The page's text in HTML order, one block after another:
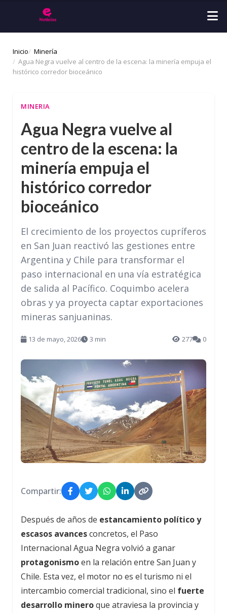
Inicio
Minería
Agua Negra vuelve al centro de la escena: la minería empuja el
histórico corredor bioceánico
MINERIA
Agua Negra vuelve al
centro de la escena: la
minería empuja el
histórico corredor
bioceánico
El crecimiento de los proyectos cupríferos
en San Juan reactivó las gestiones entre
Argentina y Chile para transformar el
paso internacional en una vía estratégica
de salida al Pacífico. Coquimbo acelera
obras y ya proyecta captar exportaciones
mineras sanjuaninas.
13 de mayo, 2026 3 min 277 0
Compartir:
Después de años de estancamiento político y
escasos avancesconcretos, el Paso
Internacional Agua Negra volvió a ganar
protagonismoen la relación entre San Juan y
Chile. Esta vez, el motor no es el turismo ni el
intercambio comercial tradicional, sino el fuerte
desarrollo mineroque atraviesa la provincia y